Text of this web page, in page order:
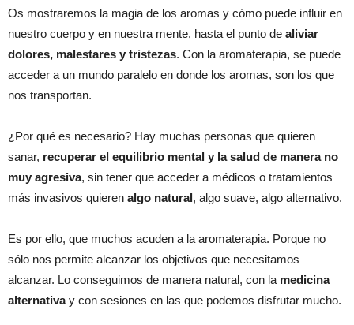
Os mostraremos la magia de los aromas y cómo puede influir en
nuestro cuerpo y en nuestra mente, hasta el punto de aliviar
dolores, malestares y tristezas. Con la aromaterapia, se puede
acceder a un mundo paralelo en donde los aromas, son los que
nos transportan.
¿Por qué es necesario? Hay muchas personas que quieren
sanar, recuperar el equilibrio mental y la salud de manera no
muy agresiva, sin tener que acceder a médicos o tratamientos
más invasivos quieren algo natural , algo suave, algo alternativo.
Es por ello, que muchos acuden a la aromaterapia. Porque no
sólo nos permite alcanzar los objetivos que necesitamos
alcanzar. Lo conseguimos de manera natural, con la medicina
alternativay con sesiones en las que podemos disfrutar mucho.